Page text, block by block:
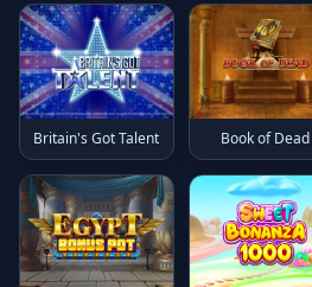
Britain's Got Talent Book of Dead